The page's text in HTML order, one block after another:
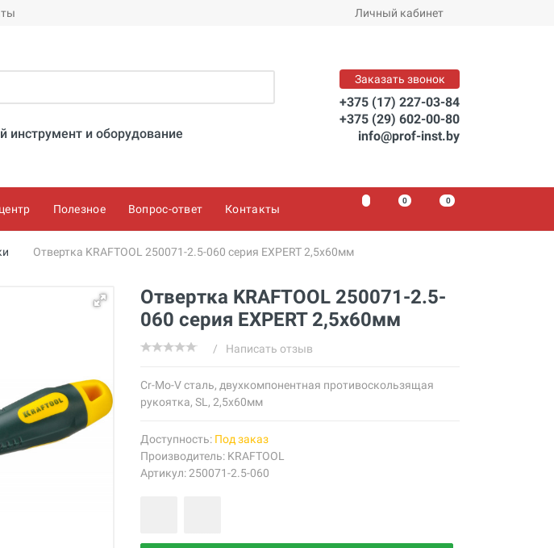
Личный кабинет
инструмент и оборудование
Заказать звонок
+375 (17) 227-03-84
+375 (29) 602-00-80
info@prof-inst.by
Полезное Вопрос-ответ Контакты
0 00
Отвертка KRAFTOOL 250071-2.5-060 серия EXPERT 2,5x60мм
Отвертка KRAFTOOL 250071-2.5-
060 серия EXPERT 2,5x60мм
/ Написать отзыв
Cr-Mo-V сталь, двухкомпонентная противоскользящая
рукоятка, SL, 2,5x60мм
Доступность: Под заказ
Производитель: KRAFTOOL
Артикул: 250071-2.5-060